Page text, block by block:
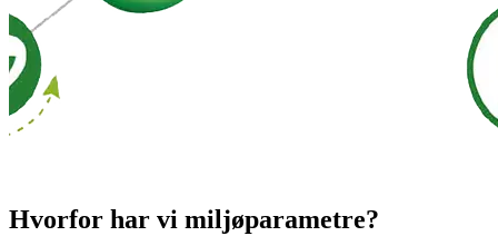
Hvorfor har vi miljøparametre?